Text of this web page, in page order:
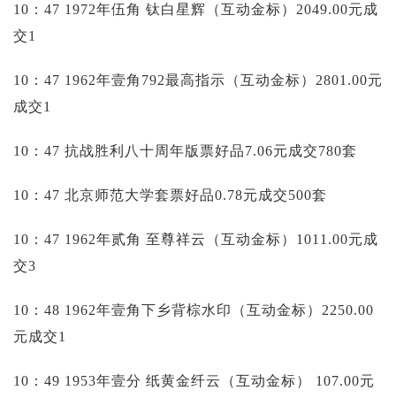
10：47 1972年伍角 钛白星辉（互动金标）2049.00元成
交1
10：47 1962年壹角792最高指示（互动金标）2801.00元
成交1
10：47 抗战胜利八十周年版票好品7.06元成交780套
10：47 北京师范大学套票好品0.78元成交500套
10：47 1962年贰角 至尊祥云（互动金标）1011.00元成
交3
10：48 1962年壹角下乡背棕水印（互动金标）2250.00
元成交1
10：49 1953年壹分 纸黄金纤云（互动金标）
107.00元